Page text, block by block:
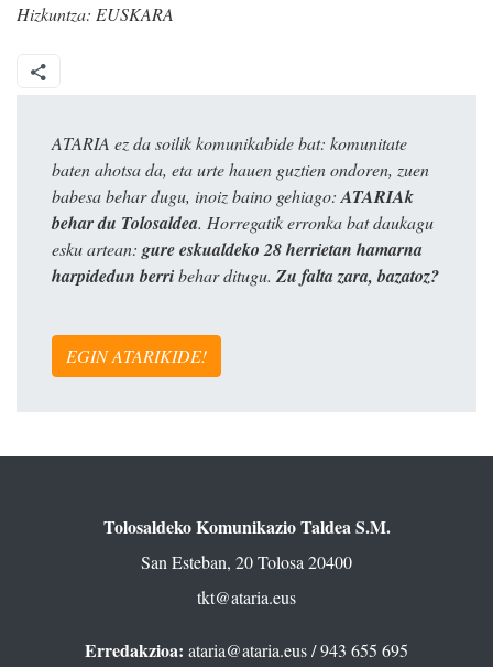
Hizkuntza: EUSKARA
ATARIA ez da soilik komunikabide bat: komunitate
baten ahotsa da, eta urte hauen guztien ondoren, zuen
babesa behar dugu, inoiz baino gehiago: ATARIAk
behar du Tolosaldea. Horregatik erronka bat daukagu
esku artean: gure eskualdeko 28 herrietan hamarna
harpidedun berribehar ditugu. Zu falta zara, bazatoz?
EGIN ATARIKIDE!
Tolosaldeko Komunikazio Taldea S.M.
San Esteban, 20 Tolosa 20400
tkt@ataria.eus
Erredakzioa: ataria@ataria.eus/ 943 655 695